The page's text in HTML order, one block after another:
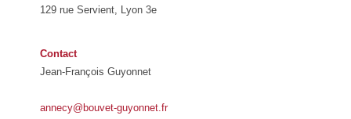
129 rue Servient, Lyon 3e
Contact
Jean-François Guyonnet
annecy@bouvet-guyonnet.fr